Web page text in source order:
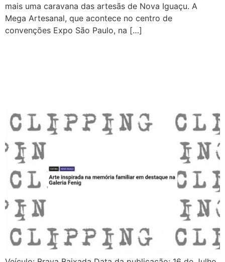
mais uma caravana das artesãs de Nova Iguaçu. A
Mega Artesanal, que acontece no centro de
convenções Expo São Paulo, na […]